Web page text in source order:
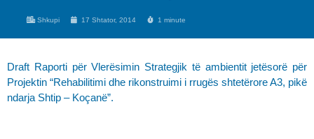
Shkupi 17 Shtator, 2014 1 minute
Draft Raporti për Vlerësimin Strategjik të ambientit jetësorë për
Projektin “Rehabilitimi dhe rikonstruimi i rrugës shtetërore A3, pikë
ndarja Shtip – Koçanë”.